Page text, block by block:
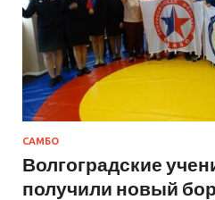
САМБО
Волгоградские
получили новый